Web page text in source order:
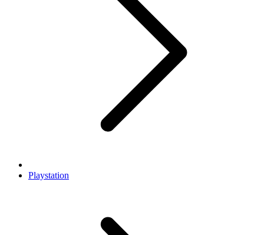
Playstation